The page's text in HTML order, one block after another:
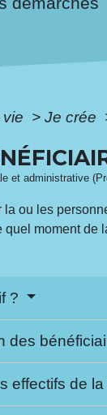
> Je crée
et administrative
ou les
moment
?
des
effectifs de